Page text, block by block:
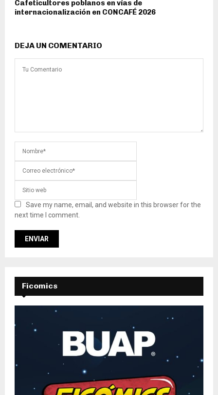
Cafeticultores poblanos en vías de
internacionalización en CONCAFÉ 2026
DEJA UN COMENTARIO
Save my name, email, and website in this browser for the
next time I comment.
Ficomics